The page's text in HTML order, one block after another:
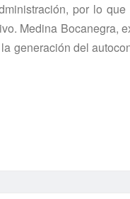
por lo
Medina Bocanegra,
generación del